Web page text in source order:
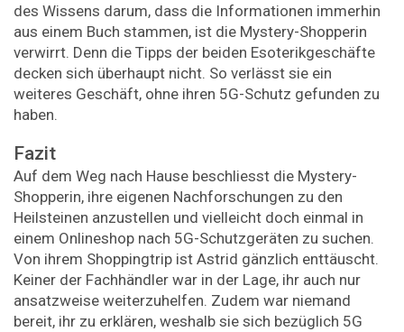
des Wissens darum, dass die Informationen immerhin
aus einem Buch stammen, ist die Mystery-Shopperin
verwirrt. Denn die Tipps der beiden Esoterikgeschäfte
decken sich überhaupt nicht. So verlässt sie ein
weiteres Geschäft, ohne ihren 5G-Schutz gefunden zu
haben.
Fazit
Auf dem Weg nach Hause beschliesst die Mystery-
Shopperin, ihre eigenen Nachforschungen zu den
Heilsteinen anzustellen und vielleicht doch einmal in
einem Onlineshop nach 5G-Schutzgeräten zu suchen.
Von ihrem Shoppingtrip ist Astrid gänzlich enttäuscht.
Keiner der Fachhändler war in der Lage, ihr auch nur
ansatzweise weiterzuhelfen. Zudem war niemand
bereit, ihr zu erklären, weshalb sie sich bezüglich 5G